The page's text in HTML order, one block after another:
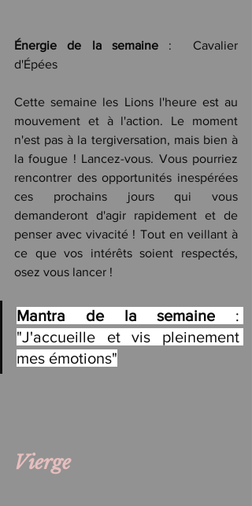
Énergie de la semaine :  Cavalier
d'Épées
Cette semaine les Lions l'heure est au
mouvement et à l'action. Le moment
n'est pas à la tergiversation, mais bien à
la fougue ! Lancez-vous. Vous pourriez
rencontrer des opportunités inespérées
ces prochains jours qui vous
demanderont d'agir rapidement et de
penser avec vivacité ! Tout en veillant à
ce que vos intérêts soient respectés,
osez vous lancer !
Mantra de la semaine :
"J'accueille et vis pleinement
mes émotions"
Vierge